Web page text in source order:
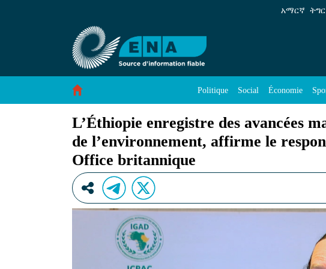
L’Éthiopie enregistre des avancées majeures dans la
አማርኛ
Politique Social Économie
L’Éthiopie enregistre des avancées
de l’environnement, affirme le
Office britannique